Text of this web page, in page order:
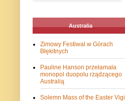
Australia
Zimowy Festiwal w Górach
Błękitnych
Pauline Hanson przełamała
monopol duopolu rządzącego
Australią
Solemn Mass of the Easter Vigil